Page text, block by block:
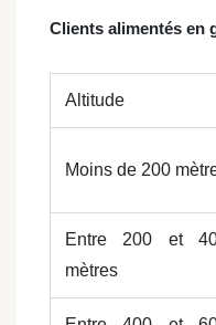
Clients alimentés en
Altitude
Moins de 200
Entre 200 et
mètres